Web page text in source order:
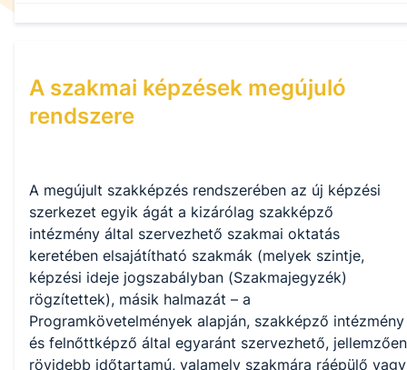
Üzleti ismeretek és ügyvitel
Feldolgozóipari képzések
Építészet és építőipar
Mezőgazdaság
A szakmai képzések megújuló
rendszere
A megújult szakképzés rendszerében az új képzési
szerkezet egyik ágát a kizárólag szakképző
intézmény által szervezhető szakmai oktatás
keretében elsajátítható szakmák (melyek szintje,
képzési ideje jogszabályban (Szakmajegyzék)
rögzítettek), másik halmazát – a
Programkövetelmények alapján, szakképző intézmény
és felnőttképző által egyaránt szervezhető, jellemzően
rövidebb időtartamú, valamely szakmára ráépülő vagy